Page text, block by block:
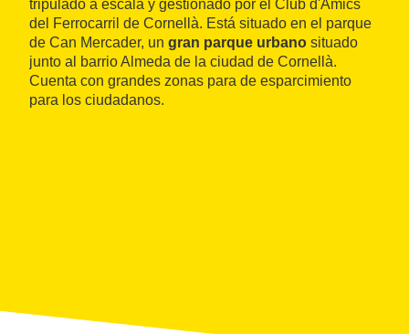
tripulado a escala y gestionado por el Club d'Amics
del Ferrocarril de Cornellà. Está situado en el parque
de Can Mercader, un gran parque urbano situado
junto al barrio Almeda de la ciudad de Cornellà.
Cuenta con grandes zonas para de esparcimiento
para los ciudadanos.